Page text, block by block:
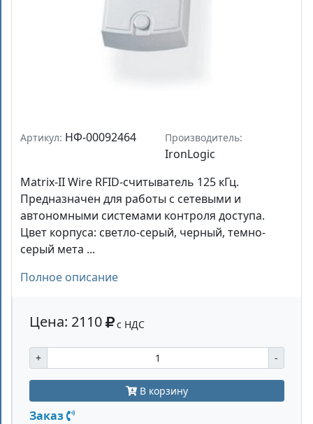
Артикул: НФ-00092464 Производитель:
IronLogic
Matrix-II Wire RFID-считыватель 125 кГц.
Предназначен для работы с сетевыми и
автономными системами контроля доступа.
Цвет корпуса: светло-серый, черный, темно-
серый мета ...
Полное описание
Цена: 2110 с НДС
+ -
В корзину
Заказ